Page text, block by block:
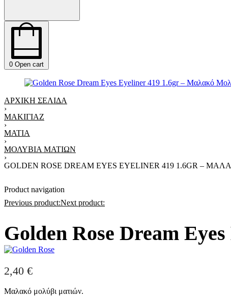
0 Open cart
ΑΡΧΙΚΉ ΣΕΛΊΔΑ
›
ΜΑΚΙΓΙΆΖ
›
ΜΆΤΙΑ
›
ΜΟΛΎΒΙΑ ΜΑΤΙΏΝ
›
GOLDEN ROSE DREAM EYES EYELINER 419 1.6GR –
Product navigation
Previous product:Next product:
Golden Rose Dream
2,40 €
Μαλακό μολύβι ματιών.